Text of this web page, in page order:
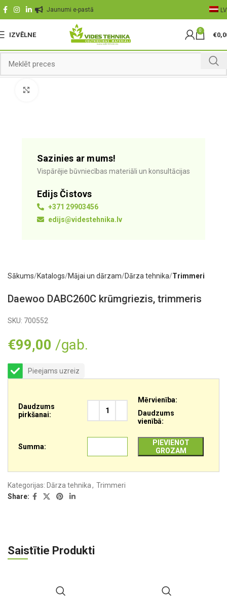
Jaunumi e-pastā LV
IZVĒLNE
0
€
Sazinies ar mums!
Vispārējie būvniecības materiāli un konsultācijas
Edijs Čistovs
+371 29903456
edijs@videstehnika.lv
Sākums Katalogs Mājai un dārzam Dārza tehnika Trimmeri
Daewoo DABC260C krūmgriezis, trimmeris
SKU: 700552
€99,00 /gab.
Pieejams uzreiz
Daudzums
pirkšanai:
Mērvienība:
Daudzums
vienībā:
Summa:
PIEVIENOT
GROZAM
Kategorijas: Dārza tehnika, Trimmeri
Share:
Saistītie Produkti